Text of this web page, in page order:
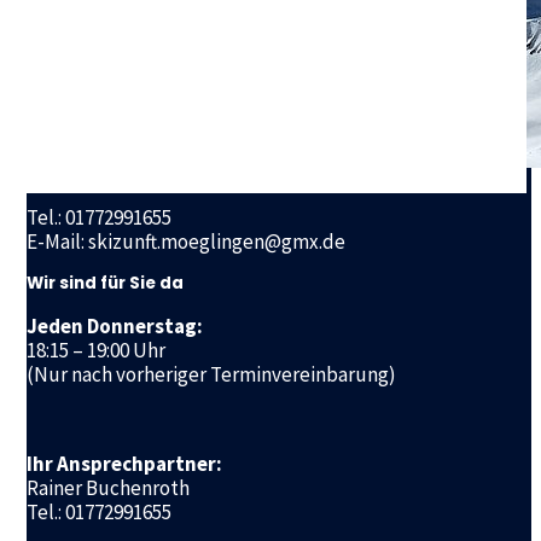
Tel.: 01772991655
E-Mail: skizunft.moeglingen@gmx.de
Wir sind für Sie da
Jeden Donnerstag:
18:15 – 19:00 Uhr
(Nur nach vorheriger Terminvereinbarung)
Ihr Ansprechpartner:
Rainer Buchenroth
Tel.: 01772991655